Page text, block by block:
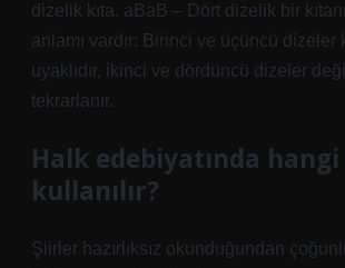
dizelik kıta. aBaB – Dört dizelik bir
anlamı vardır: Birinci ve üçüncü dizeler
uyaklıdır, ikinci ve dördüncü dizeler
tekrarlanır.
Halk edebiyatında
kullanılır?
Şiirler hazırlıksız okunduğundan